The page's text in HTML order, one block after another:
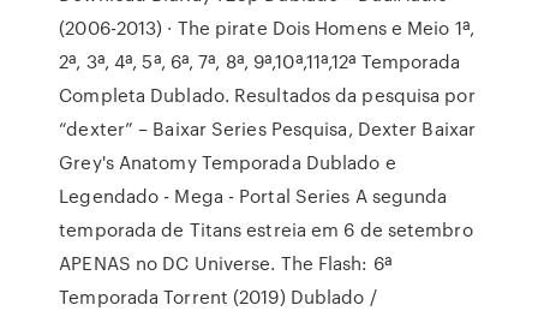
(2006-2013) · The pirate Dois Homens e Meio 1ª,
2ª, 3ª, 4ª, 5ª, 6ª, 7ª, 8ª, 9ª,10ª,11ª,12ª Temporada
Completa Dublado. Resultados da pesquisa por
“dexter” – Baixar Series Pesquisa, Dexter Baixar
Grey's Anatomy Temporada Dublado e
Legendado - Mega - Portal Series A segunda
temporada de Titans estreia em 6 de setembro
APENAS no DC Universe. The Flash: 6ª
Temporada Torrent (2019) Dublado /